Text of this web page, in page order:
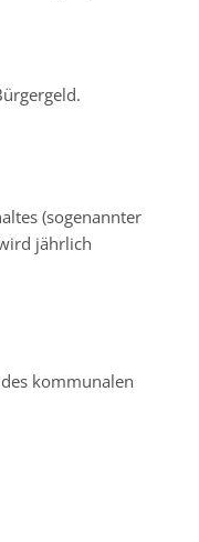
(sogenannter
jährlich
kommunalen